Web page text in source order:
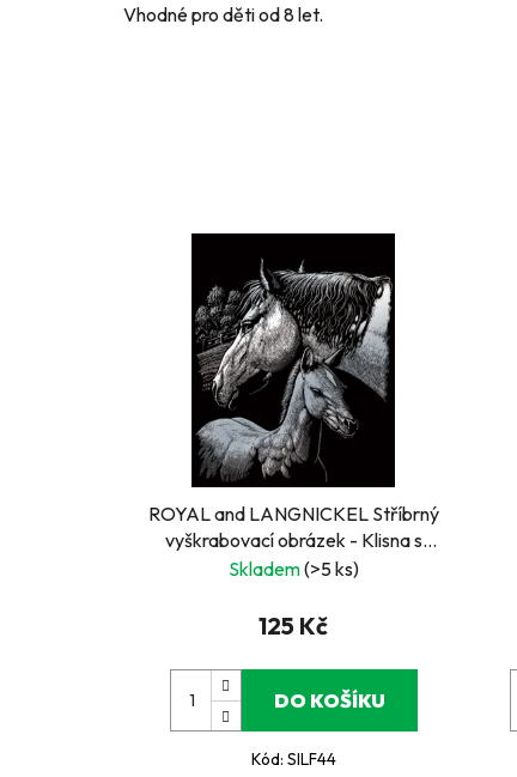
Vhodné pro děti od 8 let.
ROYAL and LANGNICKEL Stříbrný
vyškrabovací obrázek - Klisna s
hříbětem
Skladem(>5 ks)
125 Kč
DO KOŠÍKU
Kód: SILF44